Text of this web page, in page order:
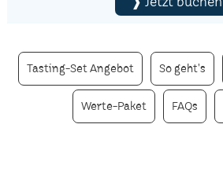
Tasting-Set Angebot So geht's
Werte-Paket FAQs